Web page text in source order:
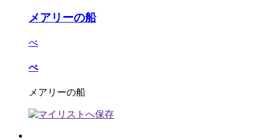
メアリーの船
べ
べ
メアリーの船